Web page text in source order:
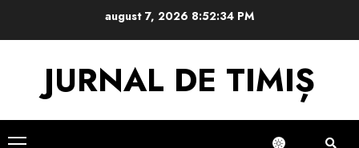
august 7, 2026 8:52:34 PM
JURNAL DE TIMIȘ